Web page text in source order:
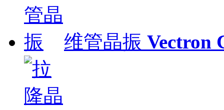
维管晶振 Vectron